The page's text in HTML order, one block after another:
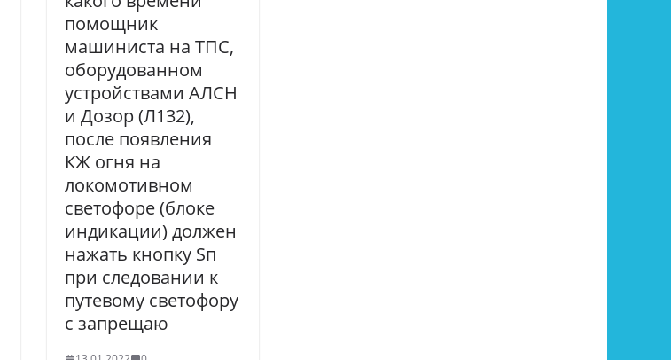
помощник
машиниста на ТПС,
оборудованном
устройствами АЛСН
и Дозор (Л132),
после появления
КЖ огня на
локомотивном
светофоре (блоке
индикации) должен
нажать кнопку Sп
при следовании к
путевому светофору
с запрещаю